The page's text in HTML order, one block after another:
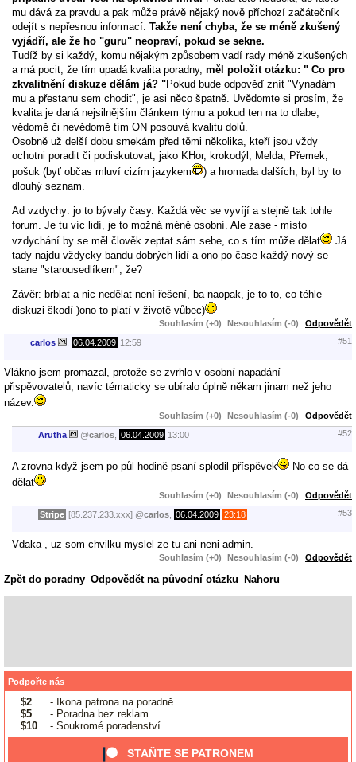
mu dává za pravdu a pak může právě nějaký nově příchozí začátečník
odejít s nepřesnou informací. Takže není chyba, že se méně zkušený
vyjádří, ale že ho "guru" neopraví, pokud se sekne.
Tudíž by si každý, komu nějakým způsobem vadí rady méně zkušených
a má pocit, že tím upadá kvalita poradny, měl položit otázku: " Co pro
zkvalitnění diskuze dělám já? "Pokud bude odpověď znít "Vynadám
mu a přestanu sem chodit", je asi něco špatně. Uvědomte si prosím, že
kvalita je daná nejsilnějším článkem týmu a pokud ten na to dlabe,
vědomě či nevědomě tím ON posouvá kvalitu dolů.
Osobně už delší dobu smekám před těmi několika, kteří jsou vždy
ochotni poradit či podiskutovat, jako KHor, krokodýl, Melda, Přemek,
pošuk (byť občas mluví cizím jazykem
) a hromada dalších, byl by to
dlouhý seznam.
Ad vzdychy: jo to bývaly časy. Každá věc se vyvíjí a stejně tak tohle
forum. Je tu víc lidí, je to možná méně osobní. Ale zase - místo
vzdychání by se měl člověk zeptat sám sebe, co s tím může dělat
Já
tady najdu vždycky bandu dobrých lidí a ono po čase každý nový se
stane "starousedlíkem", že?
Závěr: brblat a nic nedělat není řešení, ba naopak, je to to, co téhle
diskuzi škodí )ono to platí v životě vůbec)
Souhlasím (+0) Nesouhlasím (-0) Odpovědět
carlos 06.04.2009 12:59 #51
Vlákno jsem promazal, protože se zvrhlo v osobní napadání
přispěvovatelů, navíc tématicky se ubíralo úplně někam jinam než jeho
název.
Souhlasím (+0) Nesouhlasím (-0) Odpovědět
Arutha @carlos 06.04.2009 13:00 #52
A zrovna když jsem po půl hodině psaní splodil příspěvek
No co se dá
dělat
Souhlasím (+0) Nesouhlasím (-0) Odpovědět
Stripe [85.237.233.xxx] @carlos 06.04.2009 23:18 #53
Vdaka , uz som chvilku myslel ze tu ani neni admin.
Souhlasím (+0) Nesouhlasím (-0) Odpovědět
Zpět do poradny Odpovědět na původní otázku Nahoru
Podpořte nás
$2
- Ikona patrona na poradně
$5
- Poradna bez reklam
$10
- Soukromé poradenství
STAŇTE SE PATRONEM